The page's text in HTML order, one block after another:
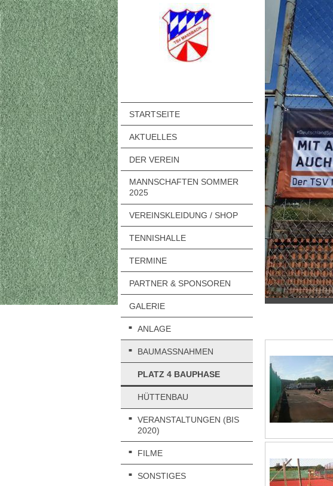
STARTSEITE
AKTUELLES
DER VEREIN
MANNSCHAFTEN SOMMER
2025
VEREINSKLEIDUNG / SHOP
TENNISHALLE
TERMINE
PARTNER & SPONSOREN
GALERIE
ANLAGE
BAUMASSNAHMEN
PLATZ 4 BAUPHASE
HÜTTENBAU
VERANSTALTUNGEN (BIS
2020)
FILME
SONSTIGES